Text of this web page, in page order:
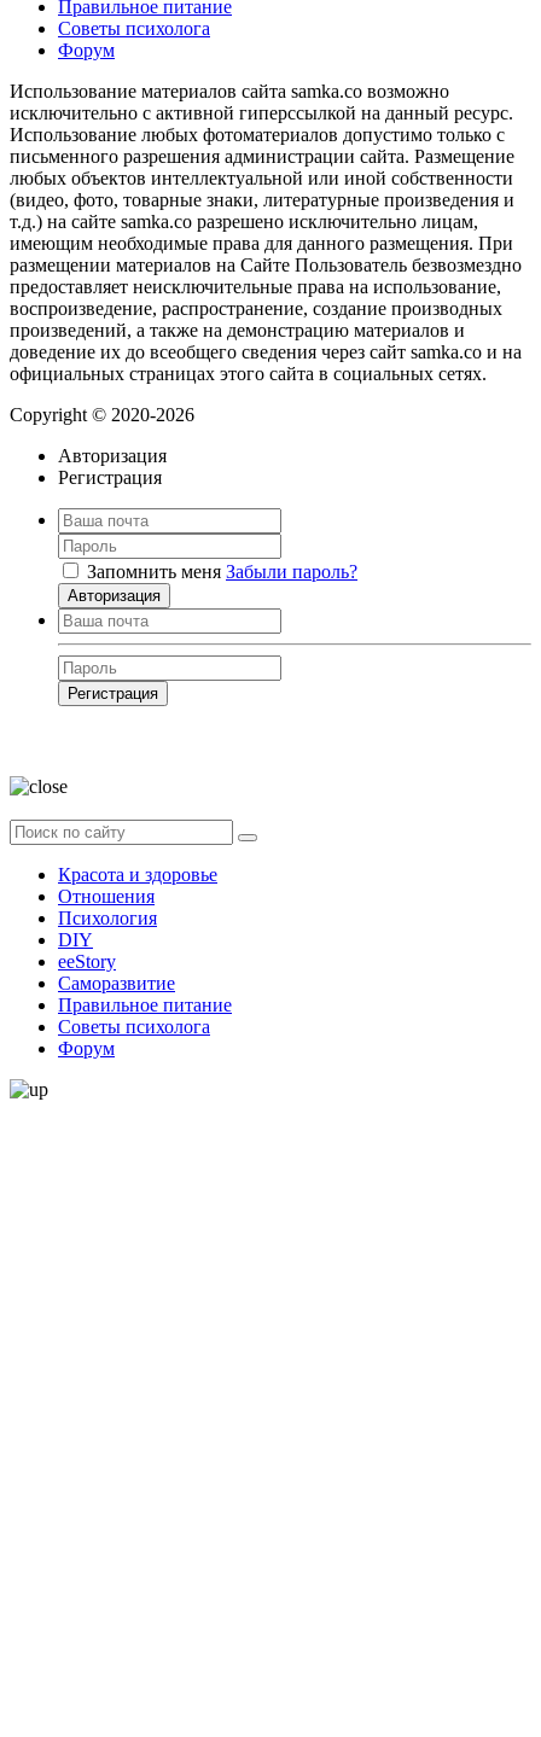
Правильное питание
Советы психолога
Форум
Использование материалов сайта samka.co возможно
исключительно с активной гиперссылкой на данный ресурс.
Использование любых фотоматериалов допустимо только с
письменного разрешения администрации сайта. Размещение
любых объектов интеллектуальной или иной собственности
(видео, фото, товарные знаки, литературные произведения и
т.д.) на сайте samka.co разрешено исключительно лицам,
имеющим необходимые права для данного размещения. При
размещении материалов на Сайте Пользователь безвозмездно
предоставляет неисключительные права на использование,
воспроизведение, распространение, создание производных
произведений, а также на демонстрацию материалов и
доведение их до всеобщего сведения через сайт samka.co и на
официальных страницах этого сайта в социальных сетях.
Copyright © 2020-2026
Авторизация
Регистрация
Запомнить меня Забыли пароль?
Авторизация
Регистрация
Красота и здоровье
Отношения
Психология
DIY
ееStory
Саморазвитие
Правильное питание
Советы психолога
Форум